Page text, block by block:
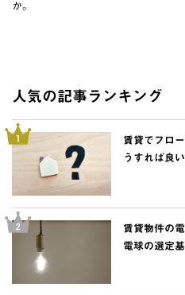
か。
人気の記事ランキング
賃貸でフロ
うすれば良い
賃貸物件の
電球の選定